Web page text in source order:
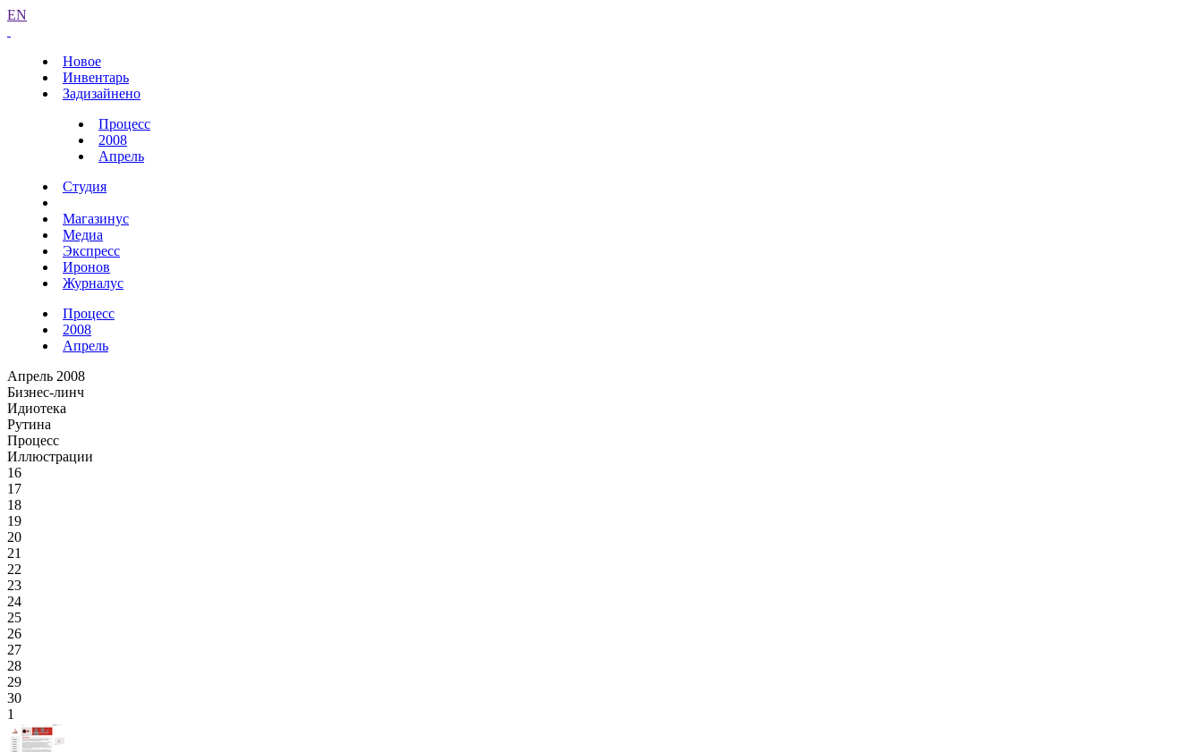
EN
Новое
Инвентарь
Задизайнено
Процесс
2008
Апрель
Студия
Магазинус
Медиа
Экспресс
Иронов
Журналус
Процесс
2008
Апрель
Апрель 2008
Бизнес-линч
Идиотека
Рутина
Процесс
Иллюстрации
16
17
18
19
20
21
22
23
24
25
26
27
28
29
30
1